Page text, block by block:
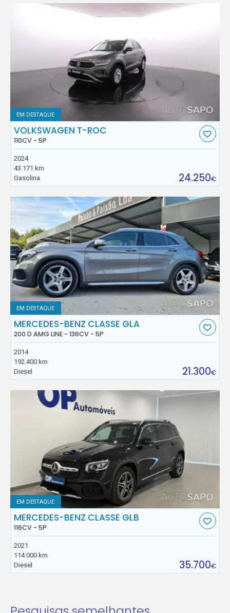
EM DESTAQUE
VOLKSWAGEN T-ROC
110CV - 5P
2024
43.171 km
Gasolina
24.250€
EM DESTAQUE
MERCEDES-BENZ CLASSE GLA
200 D AMG LINE - 136CV - 5P
2014
192.400 km
Diesel
21.300€
EM DESTAQUE
MERCEDES-BENZ CLASSE GLB
116CV - 5P
2021
114.000 km
Diesel
35.700€